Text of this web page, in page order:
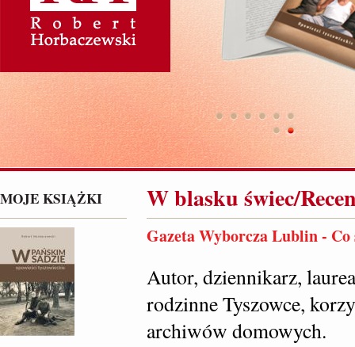
MOJE KSIĄŻKI W blasku świec/
Gazeta Wyborcza Lublin - Co
Autor, dziennikarz,
rodzinne Tyszowce,
archiwów domowych.